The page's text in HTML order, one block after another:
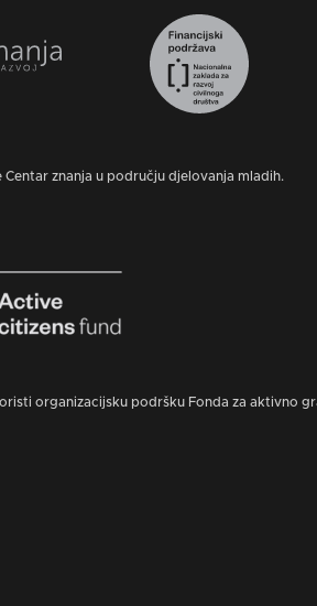
Centar znanja u području djelovanja mladih.
organizacijsku podršku Fonda za aktivno